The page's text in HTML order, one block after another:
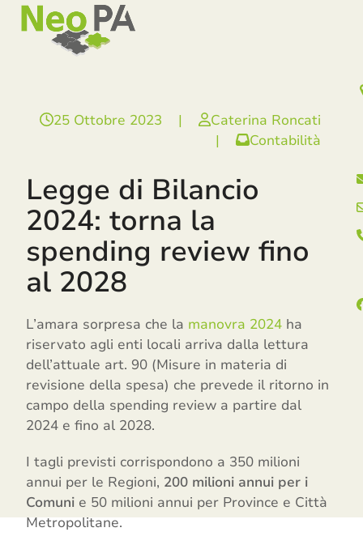
SkipOpen
mobile
menu
Close
mobile
menu
25 Ottobre 2023 |
Caterina Roncati
|
Contabilità
Legge di Bilancio
2024: torna la
spending review fino
al 2028
L’amara sorpresa che la manovra 2024 ha
riservato agli enti locali arriva dalla lettura
dell’attuale art. 90 (Misure in materia di
revisione della spesa) che prevede il ritorno in
campo della spending review a partire dal
2024 e fino al 2028.
I tagli previsti corrispondono a 350 milioni
annui per le Regioni, 200 milioni annui per i
Comuni e 50 milioni annui per Province e Città
Metropolitane.